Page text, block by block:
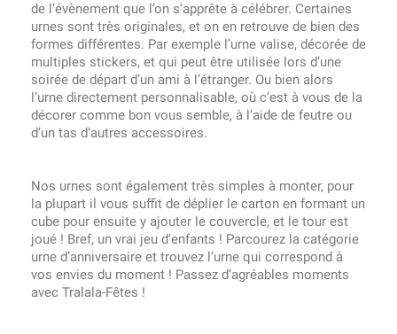
de l’évènement que l’on s’apprête à célébrer. Certaines
urnes sont très originales, et on en retrouve de bien des
formes différentes. Par exemple l’urne valise, décorée de
multiples stickers, et qui peut être utilisée lors d’une
soirée de départ d’un ami à l’étranger. Ou bien alors
l’urne directement personnalisable, où c’est à vous de la
décorer comme bon vous semble, à l’aide de feutre ou
d’un tas d’autres accessoires.
Nos urnes sont également très simples à monter, pour
la plupart il vous suffit de déplier le carton en formant un
cube pour ensuite y ajouter le couvercle, et le tour est
joué ! Bref, un vrai jeu d’enfants ! Parcourez la catégorie
urne d’anniversaire et trouvez l’urne qui correspond à
vos envies du moment ! Passez d’agréables moments
avec Tralala-Fêtes !